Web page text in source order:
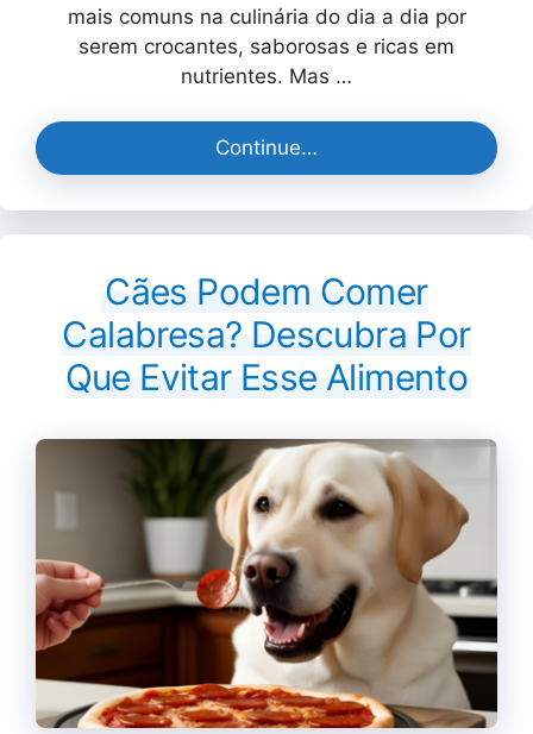
mais comuns na culinária do dia a dia por
serem crocantes, saborosas e ricas em
nutrientes. Mas …
Continue…
Cães Podem Comer
Calabresa? Descubra Por
Que Evitar Esse Alimento